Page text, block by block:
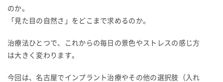
のか。
「見た目の自然さ」をどこまで求めるのか。
治療法ひとつで、これからの毎日の景色やストレスの感じ方
は大きく変わります。
今回は、名古屋でインプラント治療やその他の選択肢（入れ